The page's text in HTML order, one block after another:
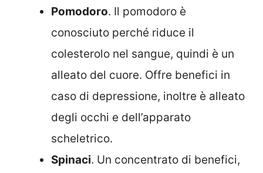
Pomodoro. Il pomodoro è
conosciuto perché riduce il
colesterolo nel sangue, quindi è un
alleato del cuore. Offre benefici in
caso di depressione, inoltre è alleato
degli occhi e dell’apparato
scheletrico.
Spinaci. Un concentrato di benefici,